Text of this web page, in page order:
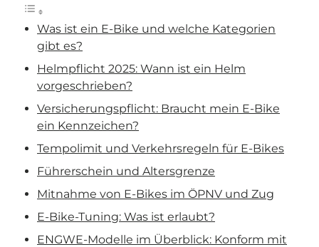
Was ist ein E-Bike und welche Kategorien
gibt es?
Helmpflicht 2025: Wann ist ein Helm
vorgeschrieben?
Versicherungspflicht: Braucht mein E-Bike
ein Kennzeichen?
Tempolimit und Verkehrsregeln für E-Bikes
Führerschein und Altersgrenze
Mitnahme von E-Bikes im ÖPNV und Zug
E-Bike-Tuning: Was ist erlaubt?
ENGWE-Modelle im Überblick: Konform mit